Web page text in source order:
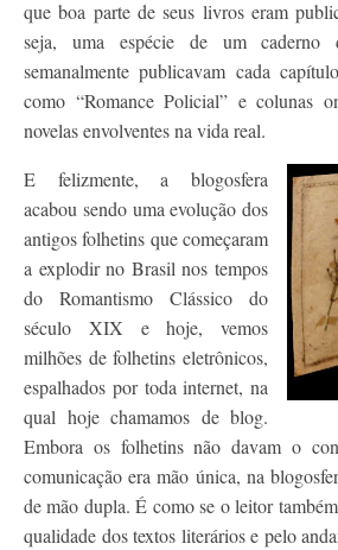
que boa parte de seus livros eram
seja, uma espécie de um
semanalmente publicavam cada
como “Romance Policial” e colunas
novelas envolventes na vida real.
E felizmente, a blogosfera
acabou sendo uma evolução dos
antigos folhetins que começaram
a explodir no Brasil nos tempos
do Romantismo Clássico do
século XIX e hoje, vemos
milhões de folhetins eletrônicos,
espalhados por toda internet, na
qual hoje chamamos de blog.
Embora os folhetins não davam o
comunicação era mão única, na
de mão dupla. É como se o leitor
qualidade dos textos literários e pelo